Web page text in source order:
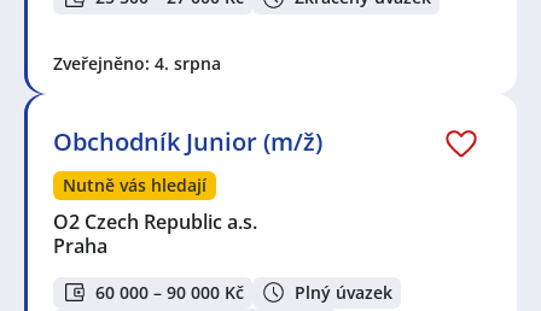
Zveřejněno: 4. srpna
Obchodník Junior (m/ž)
Nutně vás hledají
O2 Czech Republic a.s.
Praha
60 000 – 90 000 Kč
Plný úvazek